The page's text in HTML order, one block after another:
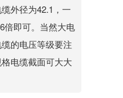
外径为42.1，一
倍即可。当然大电
的电压等级要注
电缆截面可大大